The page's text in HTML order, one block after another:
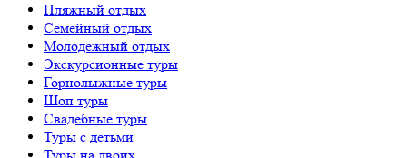
Пляжный отдых
Семейный отдых
Молодежный отдых
Экскурсионные туры
Горнолыжные туры
Шоп туры
Свадебные туры
Туры с детьми